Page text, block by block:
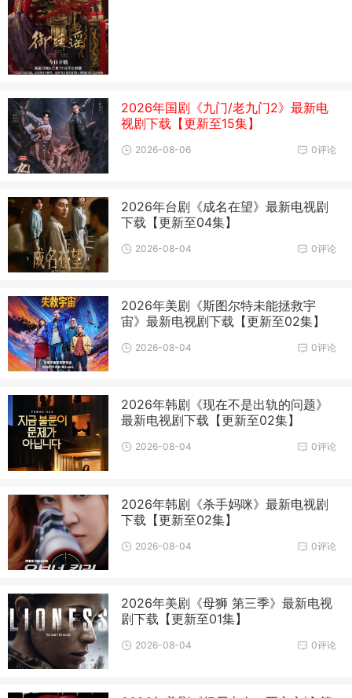
2026年国剧《九门/老九门2》最新电
视剧下载【更新至15集】
0评论
2026-08-06
2026年台剧《成名在望》最新电视剧
下载【更新至04集】
0评论
2026-08-04
2026年美剧《斯图尔特未能拯救宇
宙》最新电视剧下载【更新至02集】
0评论
2026-08-04
2026年韩剧《现在不是出轨的问题》
最新电视剧下载【更新至02集】
0评论
2026-08-04
2026年韩剧《杀手妈咪》最新电视剧
下载【更新至02集】
0评论
2026-08-04
2026年美剧《母狮 第三季》最新电视
剧下载【更新至01集】
0评论
2026-08-04